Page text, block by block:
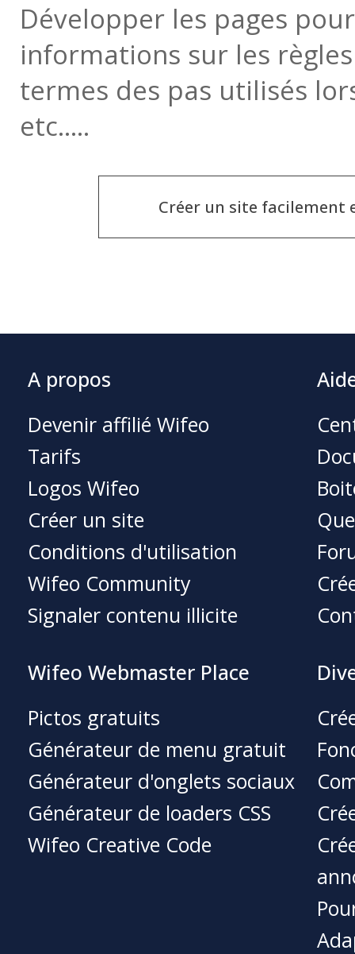
Développer les pages
informations sur les
termes des pas utilisés
etc.....
Créer un site
A propos
Devenir affilié Wifeo
Tarifs
Logos Wifeo
Créer un site
Conditions d'utilisation
Wifeo Community
Signaler contenu illicite
Wifeo Webmaster Place
Pictos gratuits
Générateur de menu gratuit
Générateur d'onglets sociaux
Générateur de loaders CSS
Wifeo Creative Code